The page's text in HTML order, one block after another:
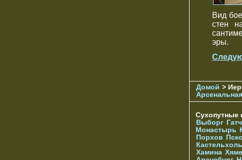
Вид
стен
эры.
Домой >
Сухопутные
Выборг
Монастырь
Порхов
Хамина